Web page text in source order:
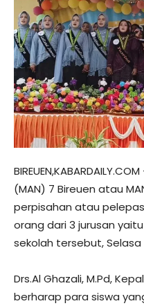
(MAN) 7 Bireuen atau
perpisahan atau
orang dari 3 jurusan
sekolah tersebut,
Drs.Al Ghazali, M.Pd,
berharap para siswa